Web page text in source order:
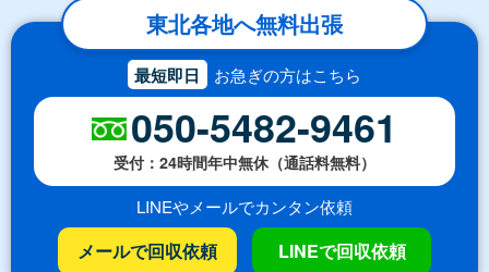
東北各地へ無料出張
最短即日 お急ぎの方はこちら
050-5482-9461
受付：24時間年中無休（通話料無料）
LINEやメールでカンタン依頼
メールで回収依頼 LINEで回収依頼